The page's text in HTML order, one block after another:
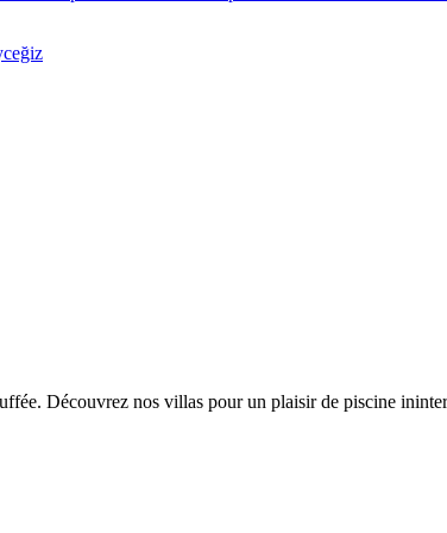
Découvrez nos villas pour un plaisir de piscine